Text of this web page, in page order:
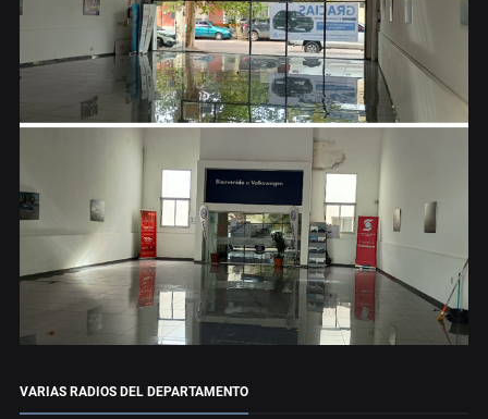
VARIAS RADIOS DEL DEPARTAMENTO